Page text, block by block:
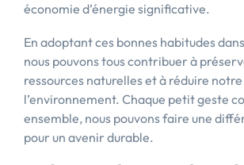
économie d’énergie significative.
En adoptant ces bonnes habitudes
nous pouvons tous contribuer à
ressources naturelles et à réduire
l’environnement. Chaque petit geste
ensemble, nous pouvons faire une
pour un avenir durable.